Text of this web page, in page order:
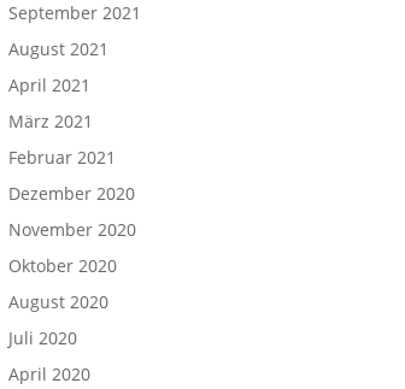
September 2021
August 2021
April 2021
März 2021
Februar 2021
Dezember 2020
November 2020
Oktober 2020
August 2020
Juli 2020
April 2020